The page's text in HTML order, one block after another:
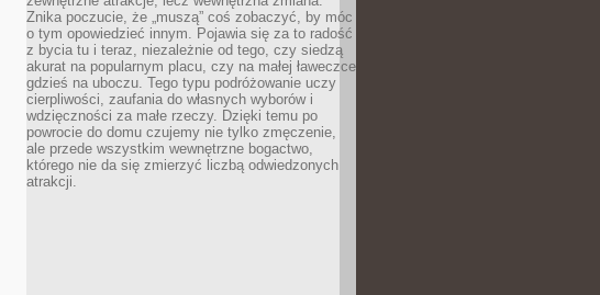
Znika poczucie, że „muszą” coś zobaczyć, by móc
o tym opowiedzieć innym. Pojawia się za to radość
z bycia tu i teraz, niezależnie od tego, czy siedzą
akurat na popularnym placu, czy na małej ławeczce
gdzieś na uboczu. Tego typu podróżowanie uczy
cierpliwości, zaufania do własnych wyborów i
wdzięczności za małe rzeczy. Dzięki temu po
powrocie do domu czujemy nie tylko zmęczenie,
ale przede wszystkim wewnętrzne bogactwo,
którego nie da się zmierzyć liczbą odwiedzonych
atrakcji.